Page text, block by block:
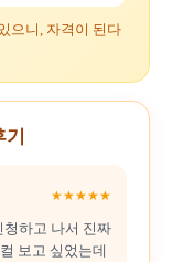
으니, 자격이 된다
★★★★★
하고 나서 진짜
보고 싶었는데